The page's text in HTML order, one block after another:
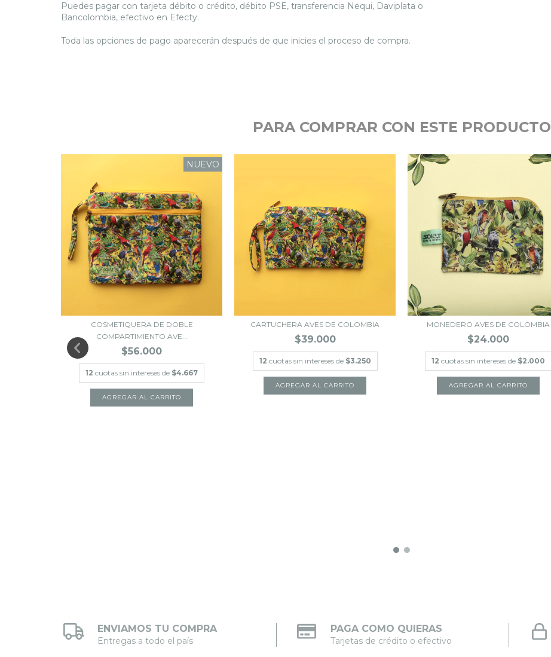
Puedes pagar con tarjeta débito o crédito, débito PSE, transferencia Nequi, Daviplata o
Bancolombia, efectivo en Efecty.
Toda las opciones de pago aparecerán después de que inicies el proceso de compra.
PARA COMPRAR CON ESTE PRODUCTO
NUEVO
COSMETIQUERA DE DOBLE
COMPARTIMIENTO AVE...
$56.000
12 cuotas sin intereses de $4.667
CARTUCHERA AVES DE COLOMBIA
$39.000
12 cuotas sin intereses de $3.250
MONEDERO AVES DE COLOMBIA
$24.000
12 cuotas sin intereses de $2.000
ENVIAMOS TU COMPRA
Entregas a todo el país
PAGA COMO QUIERAS
Tarjetas de crédito o efectivo